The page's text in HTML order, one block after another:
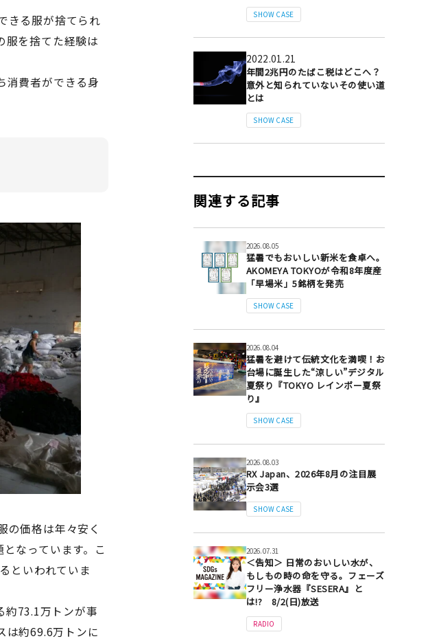
きる服が捨てられ
服を捨てた経験は
消費者ができる身
の価格は年々安く
なっています。こ
といわれていま
約73.1万トンが事
は約69.6万トンに
SHOW CASE
2022.01.21
年間2兆円のたばこ税はどこへ？
意外と知られていないその使い道
とは
SHOW CASE
関連する記事
2026.08.05
猛暑でもおいしい新米を食卓へ。
AKOMEYA TOKYOが令和8年度産
「早場米」5銘柄を発売
SHOW CASE
2026.08.04
猛暑を避けて伝統文化を満喫！お
台場に誕生した“涼しい”デジタル
夏祭り『TOKYO レインボー夏祭
り』
SHOW CASE
2026.08.03
RX Japan、2026年8月の注目展
示会3選
SHOW CASE
2026.07.31
＜告知＞ 日常のおいしい水が、
もしもの時の命を守る。フェーズ
フリー浄水器『SESERA』と
は!? 8/2(日)放送
RADIO